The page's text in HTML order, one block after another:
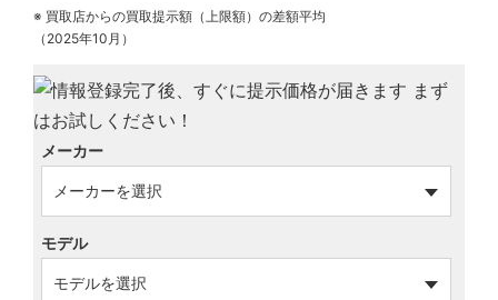
※ 買取店からの買取提示額（上限額）の差額平均
（2025年10月）
メーカー
モデル